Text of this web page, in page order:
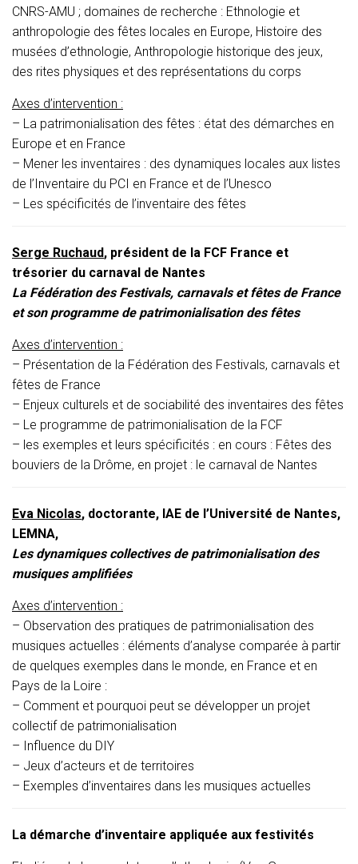
CNRS-AMU ; domaines de recherche : Ethnologie et
anthropologie des fêtes locales en Europe, Histoire des
musées d’ethnologie, Anthropologie historique des jeux,
des rites physiques et des représentations du corps
Axes d’intervention :
– La patrimonialisation des fêtes : état des démarches en
Europe et en France
– Mener les inventaires : des dynamiques locales aux listes
de l’Inventaire du PCI en France et de l’Unesco
– Les spécificités de l’inventaire des fêtes
Serge Ruchaud, président de la FCF France et
trésorier du carnaval de Nantes
La Fédération des Festivals, carnavals et fêtes de France
et son programme de patrimonialisation des fêtes
Axes d’intervention :
– Présentation de la Fédération des Festivals, carnavals et
fêtes de France
– Enjeux culturels et de sociabilité des inventaires des fêtes
– Le programme de patrimonialisation de la FCF
– les exemples et leurs spécificités : en cours : Fêtes des
bouviers de la Drôme, en projet : le carnaval de Nantes
Eva Nicolas, doctorante, IAE de l’Université de Nantes,
LEMNA,
Les dynamiques collectives de patrimonialisation des
musiques amplifiées
Axes d’intervention :
– Observation des pratiques de patrimonialisation des
musiques actuelles : éléments d’analyse comparée à partir
de quelques exemples dans le monde, en France et en
Pays de la Loire :
– Comment et pourquoi peut se développer un projet
collectif de patrimonialisation
– Influence du DIY
– Jeux d’acteurs et de territoires
– Exemples d’inventaires dans les musiques actuelles
La démarche d’inventaire appliquée aux festivités